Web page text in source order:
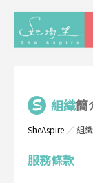
組織簡
SheAspire ／組
服務條款